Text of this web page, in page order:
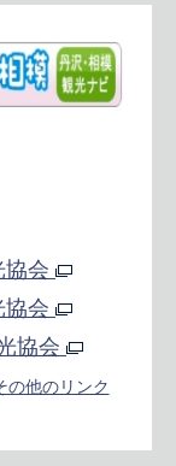
会
会
協会
の他のリンク